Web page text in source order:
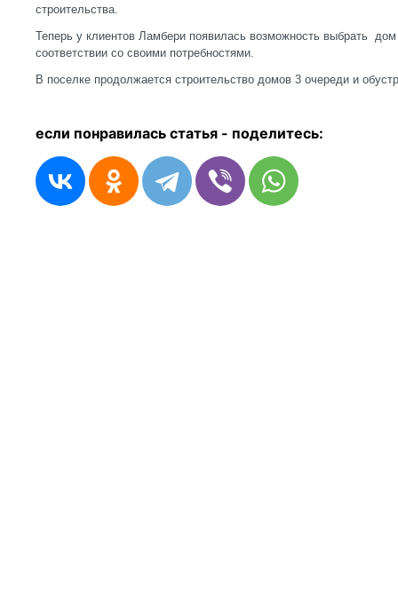
строительства.
Теперь у клиентов Ламбери появилась возможность выбрать
соответствии со своими потребностями.
В поселке продолжается строительство домов 3 очереди и
если понравилась статья - поделитесь: